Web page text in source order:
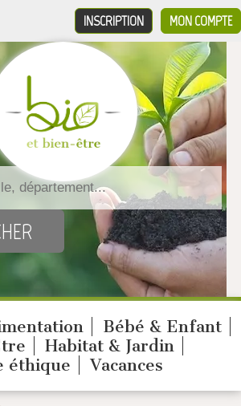
MON COMPTE
INSCRIPTION
Bébé & Enfant
Habitat & Jardin
éthique
Vacances